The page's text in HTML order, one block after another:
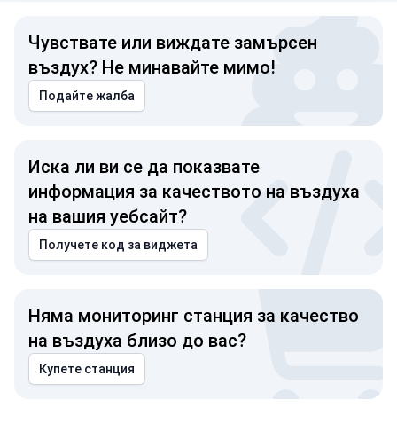
Чувствате или виждате замърсен
въздух? Не минавайте мимо!
Подайте жалба
Иска ли ви се да показвате
информация за качеството на въздуха
на вашия уебсайт?
Получете код за виджета
Няма мониторинг станция за качество
на въздуха близо до вас?
Купете станция